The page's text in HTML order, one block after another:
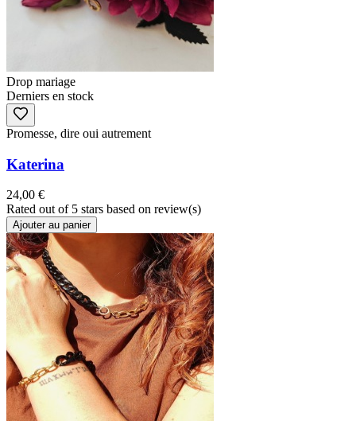
Drop mariage
Derniers en stock
Promesse, dire oui autrement
Katerina
24,00 €
Rated out of 5 stars based on review(s)
Ajouter au panier